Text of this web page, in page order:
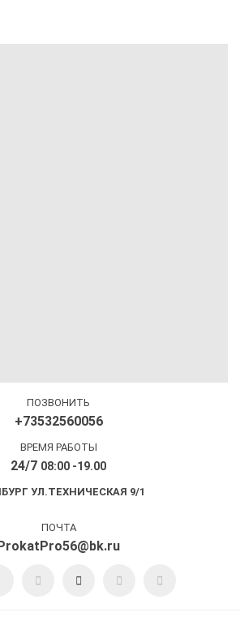
ПОЗВОНИТЬ
+73532560056
ВРЕМЯ РАБОТЫ
24/7 08:00 -19.00
УЛ.ТЕХНИЧЕСКАЯ 9/1
ПОЧТА